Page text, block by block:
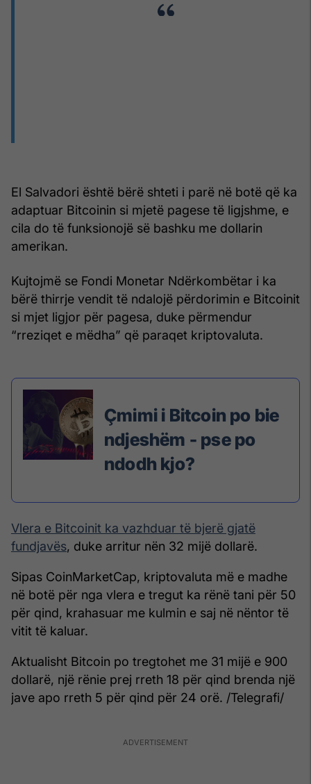
El Salvadori është bërë shteti i parë në botë që ka
adaptuar Bitcoinin si mjetë pagese të ligjshme, e
cila do të funksionojë së bashku me dollarin
amerikan.
Kujtojmë se Fondi Monetar Ndërkombëtar i ka
bërë thirrje vendit të ndalojë përdorimin e Bitcoinit
si mjet ligjor për pagesa, duke përmendur
“rreziqet e mëdha” që paraqet kriptovaluta.
Çmimi i Bitcoin po bie
ndjeshëm - pse po
ndodh kjo?
Vlera e Bitcoinit ka vazhduar të bjerë gjatë
fundjavës, duke arritur nën 32 mijë dollarë.
Sipas CoinMarketCap, kriptovaluta më e madhe
në botë për nga vlera e tregut ka rënë tani për 50
për qind, krahasuar me kulmin e saj në nëntor të
vitit të kaluar.
Aktualisht Bitcoin po tregtohet me 31 mijë e 900
dollarë, një rënie prej rreth 18 për qind brenda një
jave apo rreth 5 për qind për 24 orë. /Telegrafi/